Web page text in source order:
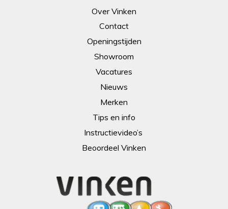
Over Vinken
Contact
Openingstijden
Showroom
Vacatures
Nieuws
Merken
Tips en info
Instructievideo’s
Beoordeel Vinken